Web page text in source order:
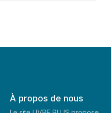
À propos de nous